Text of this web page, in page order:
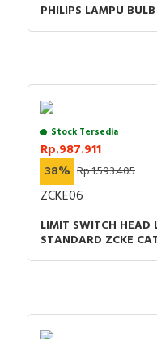
PHILIPS LAMPU
Stock Tersedia
Rp.987.911
38% Rp.1.593.405
ZCKE06
LIMIT SWITCH HEAD
STANDARD ZCKE